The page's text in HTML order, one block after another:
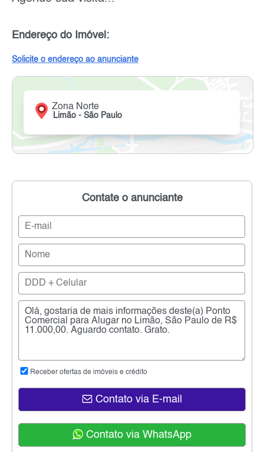
Endereço do Imóvel:
Solicite o endereço ao anunciante
Zona Norte
Limão - São Paulo
Contate o anunciante
Receber ofertas de imóveis e crédito
Contato via E-mail
Contato via WhatsApp